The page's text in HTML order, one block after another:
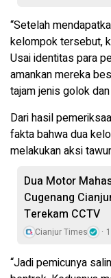
“Setelah
kelompok tersebut,
Usai identitas para
amankan mereka
tajam jenis golok
Dari hasil
fakta bahwa dua
melakukan aksi
Dua Motor
Cugenang
Terekam CCTV
Cianjur Times
“Jadi pemicunya